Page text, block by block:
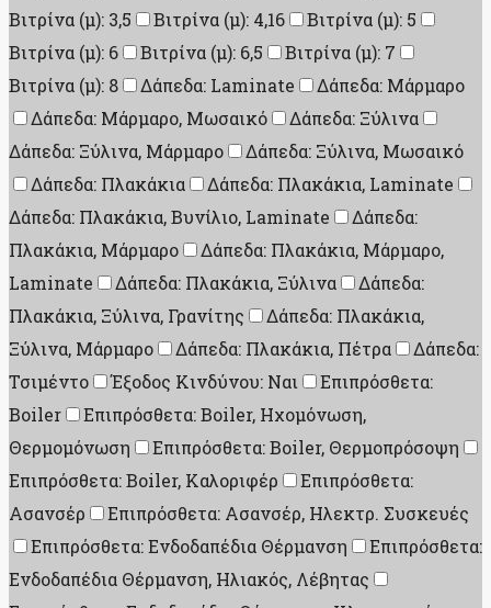
Βιτρίνα (μ): 3,5
Βιτρίνα (μ): 4,16
Βιτρίνα (μ): 5
Βιτρίνα (μ): 6
Βιτρίνα (μ): 6,5
Βιτρίνα (μ): 7
Βιτρίνα (μ): 8
Δάπεδα: Laminate
Δάπεδα: Μάρμαρο
Δάπεδα: Μάρμαρο, Μωσαικό
Δάπεδα: Ξύλινα
Δάπεδα: Ξύλινα, Μάρμαρο
Δάπεδα: Ξύλινα, Μωσαικό
Δάπεδα: Πλακάκια
Δάπεδα: Πλακάκια, Laminate
Δάπεδα: Πλακάκια, Βυνίλιο, Laminate
Δάπεδα:
Πλακάκια, Μάρμαρο
Δάπεδα: Πλακάκια, Μάρμαρο,
Laminate
Δάπεδα: Πλακάκια, Ξύλινα
Δάπεδα:
Πλακάκια, Ξύλινα, Γρανίτης
Δάπεδα: Πλακάκια,
Ξύλινα, Μάρμαρο
Δάπεδα: Πλακάκια, Πέτρα
Δάπεδα:
Τσιμέντο
Έξοδος Κινδύνου: Ναι
Επιπρόσθετα:
Boiler
Επιπρόσθετα: Boiler, Ηχομόνωση,
Θερμομόνωση
Επιπρόσθετα: Boiler, Θερμοπρόσοψη
Επιπρόσθετα: Boiler, Καλοριφέρ
Επιπρόσθετα:
Ασανσέρ
Επιπρόσθετα: Ασανσέρ, Ηλεκτρ. Συσκευές
Επιπρόσθετα: Ενδοδαπέδια Θέρμανση
Επιπρόσθετα:
Ενδοδαπέδια Θέρμανση, Ηλιακός, Λέβητας